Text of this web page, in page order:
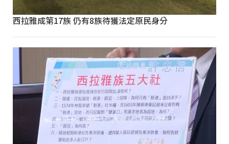
西拉雅成第17族 仍有8族待獲法定原民身分